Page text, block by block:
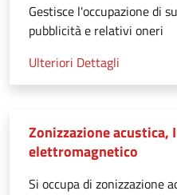
Gestisce l'occupazione di
pubblicità e relativi oneri
Ulteriori Dettagli
Zonizzazione acustica,
elettromagnetico
Si occupa di zonizzazione